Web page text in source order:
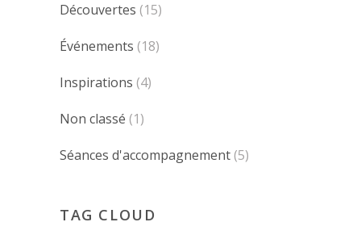
Découvertes (15)
Événements (18)
Inspirations (4)
Non classé (1)
Séances d'accompagnement (5)
TAG CLOUD